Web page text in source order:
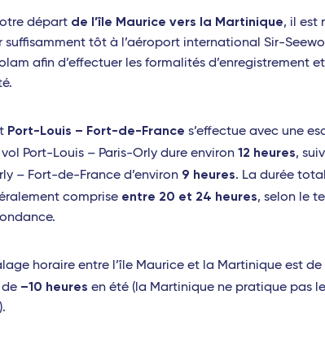
départ de l’île Maurice vers la Martinique, il est
suffisamment tôt à l’aéroport international Sir-
afin d’effectuer les formalités d’enregistrement
Port-Louis – Fort-de-France s’effectue avec une
vol Port-Louis – Paris-Orly dure environ 12 heures,
– Fort-de-France d’environ 9 heures. La durée
comprise entre 20 et 24 heures, selon le
horaire entre l’île Maurice et la Martinique est de
de –10 heures en été (la Martinique ne pratique pas